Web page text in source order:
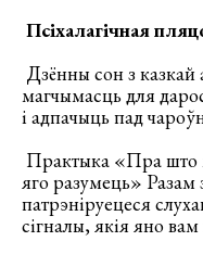
Псіхалагічная
Дзённы сон з казкай
магчымасць для
і адпачыць пад
Практыка «Пра што
яго разумець» Разам
патрэніруецеся
сігналы, якія яно